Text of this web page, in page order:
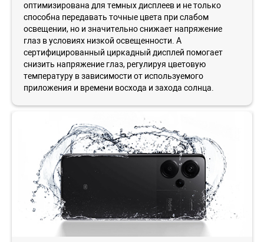
оптимизирована для темных дисплеев и не только
способна передавать точные цвета при слабом
освещении, но и значительно снижает напряжение
глаз в условиях низкой освещенности. А
сертифицированный циркадный дисплей помогает
снизить напряжение глаз, регулируя цветовую
температуру в зависимости от используемого
приложения и времени восхода и захода солнца.